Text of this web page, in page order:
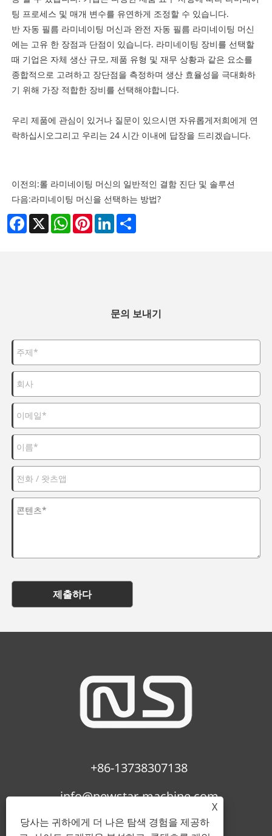
팅 프로세스 및 매개 변수를 유연하게 조정할 수 있습니다.
반 자동 필름 라미네이팅 머신과 완전 자동 필름 라미네이팅 머신
에는 고유 한 장점과 단점이 있습니다. 라미네이팅 장비를 선택할
때 기업은 자체 생산 규모, 제품 유형 및 재무 상황과 같은 요소를
종합적으로 고려하고 장단점을 측정하며 생산 효율성을 극대화하
기 위해 가장 적합한 장비를 선택해야합니다.
우리 제품에 관심이 있거나 질문이 있으시면 자유롭게저희에게 연
락하십시오 그리고 우리는 24 시간 이내에 답장을 드리겠습니다.
이전의:롤 라미네이팅 머신의 일반적인 결함 진단 및 솔루션
다음:라미네이팅 머신을 선택하는 방법?
Facebook
X WhatsAppPinterestLinkedIn
문의 보내기
제출하다
+86-13738307138
info@newstar-machine.com
X
당사는 귀하에게 더 나은 탐색 경험을 제공하